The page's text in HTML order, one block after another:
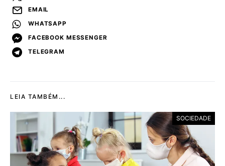
EMAIL
WHATSAPP
FACEBOOK MESSENGER
TELEGRAM
LEIA TAMBÉM...
SOCIEDADE